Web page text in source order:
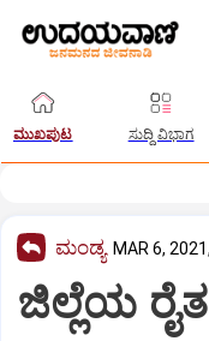
ಮುಖಪುಟ ಸುದ್ದಿ ವಿಭಾಗ
ಮಂಡ್ಯ MAR 6,
ಜಿಲ್ಲೆಯ